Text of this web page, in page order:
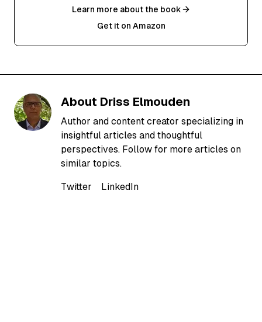
Learn more about the book
Get it on Amazon
About Driss Elmouden
Author and content creator specializing in
insightful articles and thoughtful
perspectives. Follow for more articles on
similar topics.
Twitter LinkedIn